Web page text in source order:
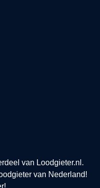
van Loodgieter.nl .
van Nederland!